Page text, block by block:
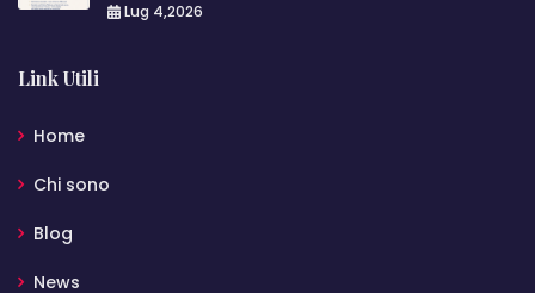
Lug 4,2026
Link Utili
Home
Chi sono
Blog
News